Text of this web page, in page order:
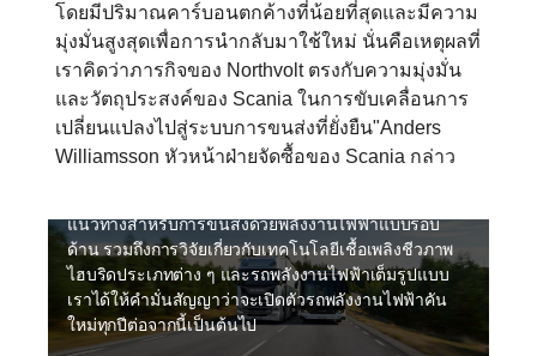
โดยมีปริมาณคาร์บอนตกค้างที่น้อยที่สุดและมีความ
มุ่งมั่นสูงสุดเพื่อการนำกลับมาใช้ใหม่ นั่นคือเหตุผลที่
เราคิดว่าภารกิจของ Northvolt ตรงกับความมุ่งมั่น
และวัตถุประสงค์ของ Scania ในการขับเคลื่อนการ
เปลี่ยนแปลงไปสู่ระบบการขนส่งที่ยั่งยืน"Anders
Williamsson หัวหน้าฝ่ายจัดซื้อของ Scania กล่าว
ระบบไฟฟ้า
ความยั่งยืนมีความสำคัญสูงที่ Scania และการใช้พลังงาน
แนวทางสำหรับการขนส่งด้วยพลังงานไฟฟ้าแบบรอบ
ด้าน รวมถึงการวิจัยเกี่ยวกับเทคโนโลยีเชื้อเพลิงชีวภาพ
ไฮบริดประเภทต่าง ๆ และรถพลังงานไฟฟ้าเต็มรูปแบบ
เราได้ให้คำมั่นสัญญาว่าจะเปิดตัวรถพลังงานไฟฟ้าคัน
ใหม่ทุกปีต่อจากนี้เป็นต้นไป